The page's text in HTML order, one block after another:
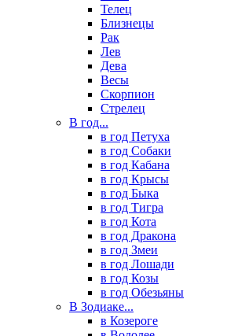
Телец
Близнецы
Рак
Лев
Дева
Весы
Скорпион
Стрелец
В год...
в год Петуха
в год Собаки
в год Кабана
в год Крысы
в год Быка
в год Тигра
в год Кота
в год Дракона
в год Змеи
в год Лошади
в год Козы
в год Обезьяны
В Зодиаке...
в Козероге